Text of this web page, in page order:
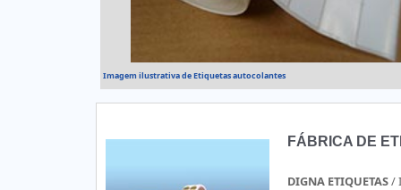
Imagem ilustrativa de Etiquetas autocolantes
FÁBRICA DE
DIGNA ETIQUETAS/